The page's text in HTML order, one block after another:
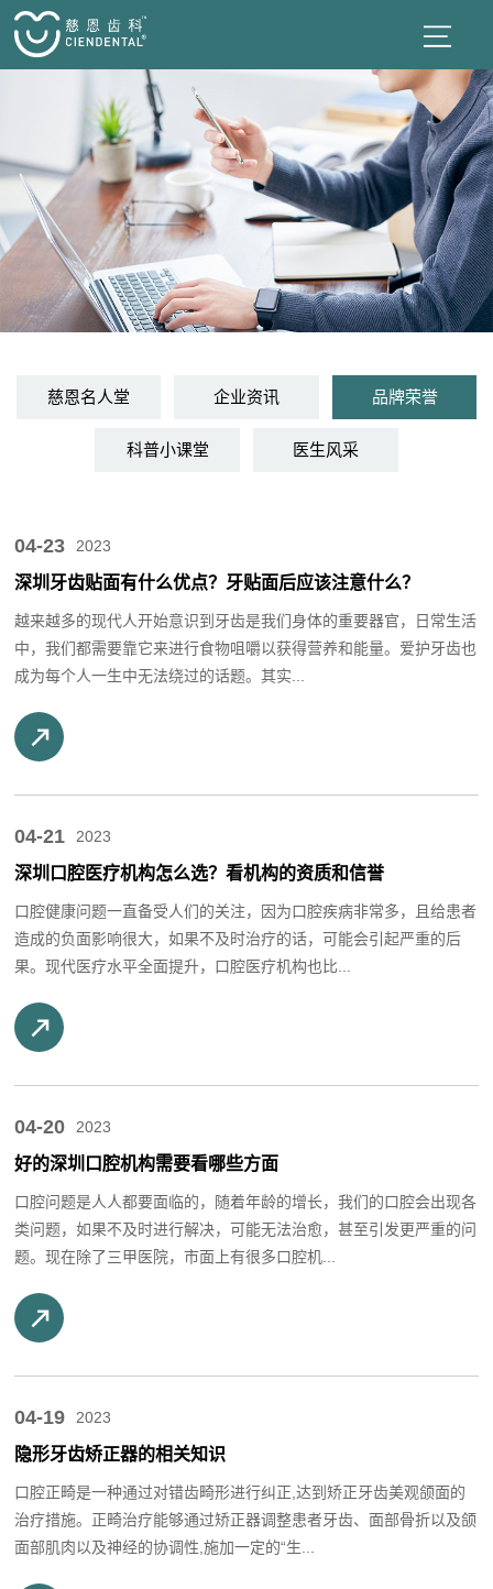
慈恩名人堂 企业资讯 品牌荣誉
科普小课堂 医生风采
04-23 2023
深圳牙齿贴面有什么优点？牙贴面后应该注意什么？
越来越多的现代人开始意识到牙齿是我们身体的重要器官，日常生活
中，我们都需要靠它来进行食物咀嚼以获得营养和能量。爱护牙齿也
成为每个人一生中无法绕过的话题。其实...
04-21 2023
深圳口腔医疗机构怎么选？看机构的资质和信誉
口腔健康问题一直备受人们的关注，因为口腔疾病非常多，且给患者
造成的负面影响很大，如果不及时治疗的话，可能会引起严重的后
果。现代医疗水平全面提升，口腔医疗机构也比...
04-20 2023
好的深圳口腔机构需要看哪些方面
口腔问题是人人都要面临的，随着年龄的增长，我们的口腔会出现各
类问题，如果不及时进行解决，可能无法治愈，甚至引发更严重的问
题。现在除了三甲医院，市面上有很多口腔机...
04-19 2023
隐形牙齿矫正器‍的相关知识
口腔正畸是一种通过对错齿畸形进行纠正,达到矫正牙齿美观颌面的
治疗措施。正畸治疗能够通过矫正器调整患者牙齿、面部骨折以及颌
面部肌肉以及神经的协调性,施加一定的“生...